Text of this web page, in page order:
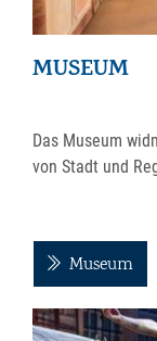
MUSEUM
Das Museum
von Stadt und
Museum